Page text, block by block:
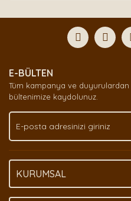
formunu kullanarak
Görüş ve önerileriniz için
Ürün açıklamasında eksik
Ürün bilgilerinde hatalar
Ürün fiyatı diğer sitelerden
Bu ürüne benzer farklı
E-BÜLTEN
Tüm kampanya ve
bültenimize kaydolunuz.
KURUMSAL